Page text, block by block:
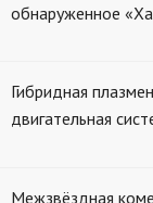
обнаруженное
Гибридная
двигательная
Межзвёздная